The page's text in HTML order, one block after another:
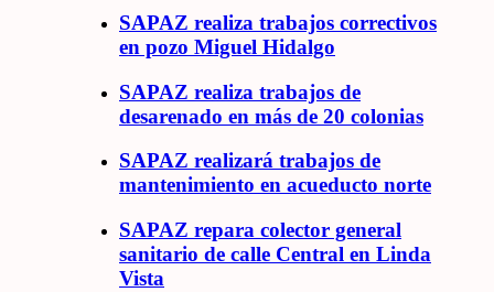
SAPAZ realiza trabajos correctivos
en pozo Miguel Hidalgo
SAPAZ realiza trabajos de
desarenado en más de 20 colonias
SAPAZ realizará trabajos de
mantenimiento en acueducto norte
SAPAZ repara colector general
sanitario de calle Central en Linda
Vista